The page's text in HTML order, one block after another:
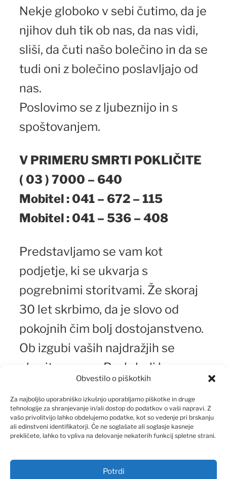
Obvestilo o piškotkih
Za najboljšo uporabniško izkušnjo uporabljamo piškotke in druge
tehnologije za shranjevanje in/ali dostop do podatkov o vaši napravi. Z
vašo privolitvijo lahko obdelujemo podatke, kot so vedenje pri brskanju
ali edinstveni identifikatorji. Če ne soglašate ali soglasje kasneje
prekličete, lahko to vpliva na delovanje nekaterih funkcij spletne strani.
Potrdi
Nekje globoko v sebi čutimo, da je
njihov duh tik ob nas, da nas vidi,
sliši, da čuti našo bolečino in da se
tudi oni z bolečino poslavljajo od
nas.
Poslovimo se z ljubeznijo in s
spoštovanjem.
V PRIMERU SMRTI POKLIČITE
( 03 ) 7000 – 640
Mobitel : 041 – 672 – 115
Mobitel : 041 – 536 – 408
Predstavljamo se vam kot
podjetje, ki se ukvarja s
pogrebnimi storitvami. Že skoraj
30 let skrbimo, da je slovo od
pokojnih čim bolj dostojanstveno.
Ob izgubi vaših najdražjih se
obrnite na nas. Poskrbeli bomo
vse potrebno
za pietetno pogrebno svečanost.